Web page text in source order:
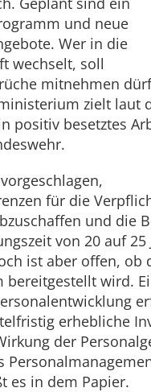
und neue
Wer in die
wechselt, soll
mitnehmen
zielt laut
positiv besetztes
für die
und die
von 20 auf 25
ist aber offen, ob
bereitgestellt wird.
erhebliche
der
es in dem Papier.